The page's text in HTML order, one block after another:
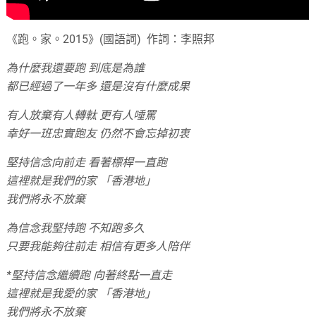
《跑。家。2015》(國語詞) 作詞：李照邦
為什麼我還要跑 到底是為誰
都已經過了一年多 還是沒有什麼成果
有人放棄有人轉軚 更有人唾罵
幸好一班忠實跑友 仍然不會忘掉初衷
堅持信念向前走 看著標桿一直跑
這裡就是我們的家 「香港地」
我們將永不放棄
為信念我堅持跑 不知跑多久
只要我能夠往前走 相信有更多人陪伴
*堅持信念繼續跑 向著終點一直走
這裡就是我愛的家 「香港地」
我們將永不放棄